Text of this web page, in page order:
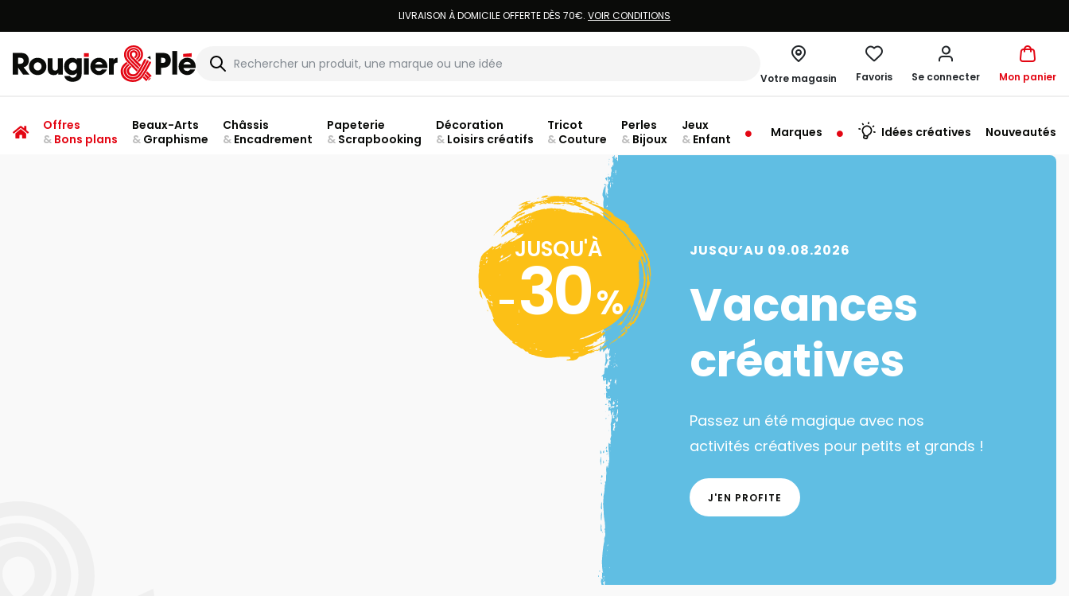
LIVRAISON À DOMICILE OFFERTE DÈS 70€. VOIR CONDITIONS
Rougier & Plé
Votre magasin
Ferme à 19:30
Favoris Se connecter Mon panier
Offres
&Bons plans
Beaux-Arts
&Graphisme
Châssis
&Encadrement
Papeterie
&Scrapbooking
Décoration
&Loisirs créatifs
Tricot
& Couture
Perles
& Bijoux
Jeux
& Enfant Marques Idées créatives Nouveautés
JUSQU'À
-30%
JUSQU’AU 09.08.2026
Vacances
créatives
Passez un été magique avec nos
activités créatives pour petits et grands !
J'EN PROFITE